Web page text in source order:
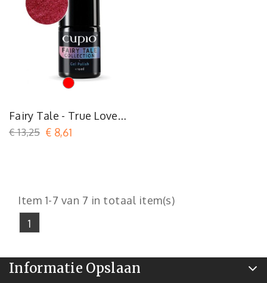
Fairy Tale - True Love
Kiss
€ 13,25 € 8,61
Rood
Item 1-7 van 7 in totaal item(s)
1
Informatie Opslaan